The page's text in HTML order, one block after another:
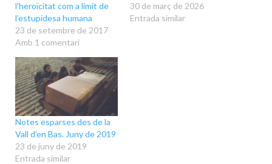
l’heroïcitat com a límit de
l’estupidesa humana
23 de setembre de 2017
Amb 1 comentari
30 de març de 2026
Entrada similar
Notes esparses des de la
Vall d’en Bas. Juny de 2019
23 de juny de 2019
Entrada similar